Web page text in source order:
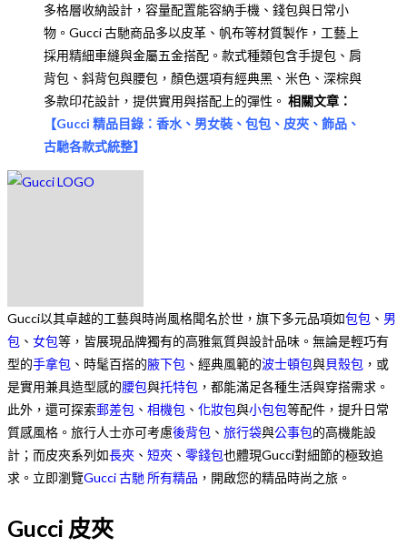
多格層收納設計，容量配置能容納手機、錢包與日常小
物。Gucci 古馳商品多以皮革、帆布等材質製作，工藝上
採用精細車縫與金屬五金搭配。款式種類包含手提包、肩
背包、斜背包與腰包，顏色選項有經典黑、米色、深棕與
多款印花設計，提供實用與搭配上的彈性。 相關文章：
【Gucci 精品目錄：香水、男女裝、包包、皮夾、飾品、
古馳各款式統整】
Gucci以其卓越的工藝與時尚風格聞名於世，旗下多元品項如包包 、 男
包 、 女包等，皆展現品牌獨有的高雅氣質與設計品味。無論是輕巧有
型的手拿包 、時髦百搭的腋下包 、經典風範的波士頓包與貝殼包 ，或
是實用兼具造型感的腰包與托特包 ，都能滿足各種生活與穿搭需求。
此外，還可探索郵差包 、 相機包 、 化妝包與小包包等配件，提升日常
質感風格。旅行人士亦可考慮後背包 、 旅行袋與公事包的高機能設
計；而皮夾系列如長夾 、 短夾 、 零錢包也體現Gucci對細節的極致追
求。立即瀏覽Gucci 古馳 所有精品 ，開啟您的精品時尚之旅。
Gucci 皮夾